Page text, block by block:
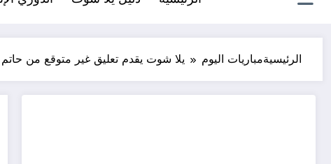
الرئيسيةمباريات اليوم يلا شوت يقدم تعليق غير متوقع من